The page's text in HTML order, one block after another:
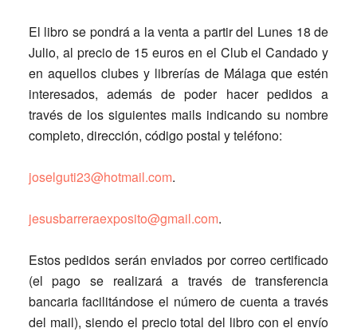
El libro se pondrá a la venta a partir del Lunes 18 de
Julio, al precio de 15 euros en el Club el Candado y
en aquellos clubes y librerías de Málaga que estén
interesados, además de poder hacer pedidos a
través de los siguientes mails indicando su nombre
completo, dirección, código postal y teléfono:
joselguti23@hotmail.com.
jesusbarreraexposito@gmail.com.
Estos pedidos serán enviados por correo certificado
(el pago se realizará a través de transferencia
bancaria facilitándose el número de cuenta a través
del mail), siendo el precio total del libro con el envío